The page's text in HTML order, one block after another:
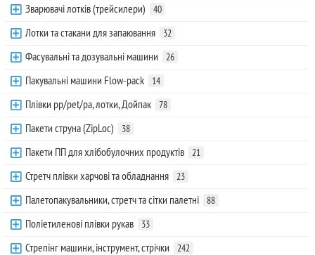
Зварювачі лотків (трейсилери) 40
Лотки та стакани для запаювання 32
Фасувальні та дозувальні машини 26
Пакувальні машини Flow-pack 14
Плівки pp/pet/pa, лотки, Дойпак 78
Пакети струна (ZipLoc) 38
Пакети ПП для хлібобулочних продуктів 21
Стретч плівки харчові та обладнання 23
Палетопакувальники, стретч та сітки палетні 88
Поліетиленові плівки рукав 33
Стрепінг машини, інструмент, стрічки 242